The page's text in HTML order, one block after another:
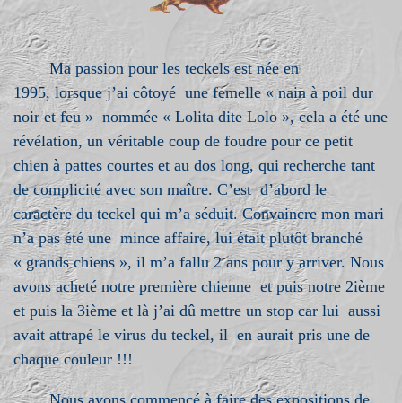
Ma passion pour les teckels est née en
1995, lorsque j’ai côtoyé une femelle « nain à poil dur
noir et feu » nommée « Lolita dite Lolo », cela a été une
révélation, un véritable coup de foudre pour ce petit
chien à pattes courtes et au dos long, qui recherche tant
de complicité avec son maître. C’est d’abord le
caractère du teckel qui m’a séduit. Convaincre mon mari
n’a pas été une mince affaire, lui était plutôt branché
« grands chiens », il m’a fallu 2 ans pour y arriver. Nous
avons acheté notre première chienne et puis notre 2ième
et puis la 3ième et là j’ai dû mettre un stop car lui aussi
avait attrapé le virus du teckel, il en aurait pris une de
chaque couleur !!!
Nous avons commencé à faire des expositions de